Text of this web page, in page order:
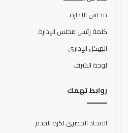
مجلس الإدارة
كلمة رئيس مجلس الإدارة
الهيكل الإدارى
لوحة الشرف
روابط تهمك
الاتحاد المصرى لكرة القدم